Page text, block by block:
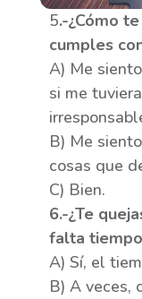
5.-¿Cómo
cumples
A) Me
si me
B) Me
cosas que
C) Bien.
6.-¿Te
falta
A) Sí, el
B) A veces,